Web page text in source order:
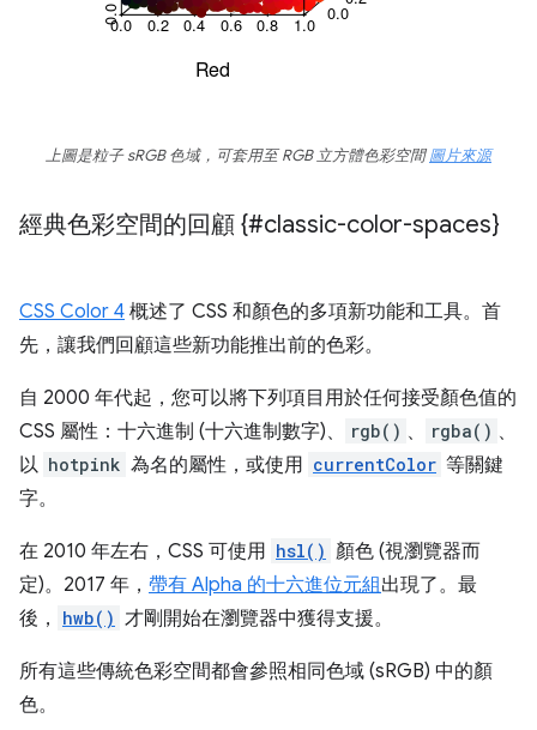
上圖是粒子 sRGB 色域，可套用至 RGB 立方體色彩空間圖片來源
經典色彩空間的回顧 {#classic-color-spaces}
CSS Color 4 概述了 CSS 和顏色的多項新功能和工具。首
先，讓我們回顧這些新功能推出前的色彩。
自 2000 年代起，您可以將下列項目用於任何接受顏色值的
CSS 屬性：十六進制 (十六進制數字)、
rgb() 、 rgba() 、
以 hotpink 為名的屬性，或使用 currentColor 等關鍵
字。
在 2010 年左右，CSS 可使用 hsl() 顏色 (視瀏覽器而
定)。2017 年， 帶有 Alpha 的十六進位元組出現了。最
後，
hwb() 才剛開始在瀏覽器中獲得支援。
所有這些傳統色彩空間都會參照相同色域 (sRGB) 中的顏
色。